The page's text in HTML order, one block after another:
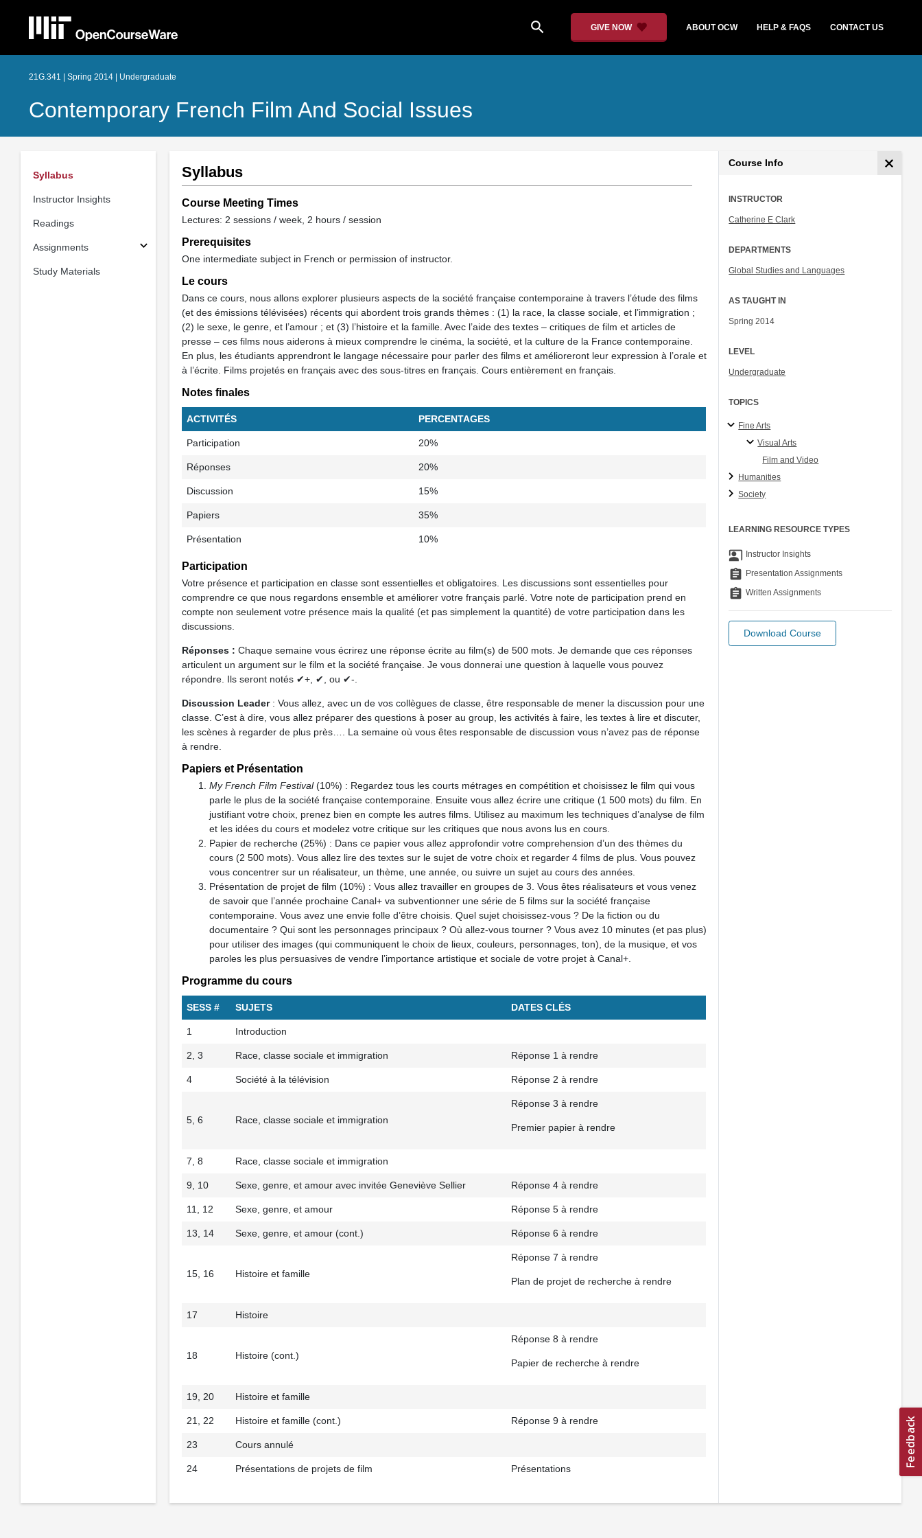
search GIVE NOW ABOUT OCW HELP & FAQS CONTACT US
21G.341 | Spring 2014 | Undergraduate
Contemporary French Film And Social Issues
Syllabus
Instructor Insights
Readings
Assignments
Study Materials
Syllabus
Course Meeting Times
Lectures: 2 sessions / week, 2 hours / session
Prerequisites
One intermediate subject in French or permission of instructor.
Le cours
Dans ce cours, nous allons explorer plusieurs aspects de la société française contemporaine à travers l’étude des films
(et des émissions télévisées) récents qui abordent trois grands thèmes : (1) la race, la classe sociale, et l’immigration ;
(2) le sexe, le genre, et l’amour ; et (3) l’histoire et la famille. Avec l’aide des textes – critiques de film et articles de
presse – ces films nous aiderons à mieux comprendre le cinéma, la société, et la culture de la France contemporaine.
En plus, les étudiants apprendront le langage nécessaire pour parler des films et amélioreront leur expression à l’orale et
à l’écrite. Films projetés en français avec des sous-titres en français. Cours entièrement en français.
Notes finales
ACTIVITÉS PERCENTAGES
Participation 20%
Réponses 20%
Discussion 15%
Papiers 35%
Présentation 10%
Participation
Votre présence et participation en classe sont essentielles et obligatoires. Les discussions sont essentielles pour
comprendre ce que nous regardons ensemble et améliorer votre français parlé. Votre note de participation prend en
compte non seulement votre présence mais la qualité (et pas simplement la quantité) de votre participation dans les
discussions.
Réponses : Chaque semaine vous écrirez une réponse écrite au film(s) de 500 mots. Je demande que ces réponses
articulent un argument sur le film et la société française. Je vous donnerai une question à laquelle vous pouvez
répondre. Ils seront notés ✔+, ✔, ou ✔-.
Discussion Leader: Vous allez, avec un de vos collègues de classe, être responsable de mener la discussion pour une
classe. C’est à dire, vous allez préparer des questions à poser au group, les activités à faire, les textes à lire et discuter,
les scènes à regarder de plus près…. La semaine où vous êtes responsable de discussion vous n’avez pas de réponse
à rendre.
Papiers et Présentation
My French Film Festival(10%) : Regardez tous les courts métrages en compétition et choisissez le film qui vous
parle le plus de la société française contemporaine. Ensuite vous allez écrire une critique (1 500 mots) du film. En
justifiant votre choix, prenez bien en compte les autres films. Utilisez au maximum les techniques d’analyse de film
et les idées du cours et modelez votre critique sur les critiques que nous avons lus en cours.
Papier de recherche (25%) : Dans ce papier vous allez approfondir votre comprehension d’un des thèmes du
cours (2 500 mots). Vous allez lire des textes sur le sujet de votre choix et regarder 4 films de plus. Vous pouvez
vous concentrer sur un réalisateur, un thème, une année, ou suivre un sujet au cours des années.
Présentation de projet de film (10%) : Vous allez travailler en groupes de 3. Vous êtes réalisateurs et vous venez
de savoir que l’année prochaine Canal+ va subventionner une série de 5 films sur la société française
contemporaine. Vous avez une envie folle d’être choisis. Quel sujet choisissez-vous ? De la fiction ou du
documentaire ? Qui sont les personnages principaux ? Où allez-vous tourner ? Vous avez 10 minutes (et pas plus)
pour utiliser des images (qui communiquent le choix de lieux, couleurs, personnages, ton), de la musique, et vos
paroles les plus persuasives de vendre l’importance artistique et sociale de votre projet à Canal+.
Programme du cours
SESS # SUJETS DATES CLÉS
1 Introduction
2, 3 Race, classe sociale et immigration Réponse 1 à rendre
4 Société à la télévision Réponse 2 à rendre
5, 6 Race, classe sociale et immigration
Réponse 3 à rendre
Premier papier à rendre
7, 8 Race, classe sociale et immigration
9, 10 Sexe, genre, et amour avec invitée Geneviève Sellier Réponse 4 à rendre
11, 12 Sexe, genre, et amour Réponse 5 à rendre
13, 14 Sexe, genre, et amour (cont.) Réponse 6 à rendre
15, 16 Histoire et famille
Réponse 7 à rendre
Plan de projet de recherche à rendre
17 Histoire
18 Histoire (cont.)
Réponse 8 à rendre
Papier de recherche à rendre
19, 20 Histoire et famille
21, 22 Histoire et famille (cont.) Réponse 9 à rendre
23 Cours annulé
24 Présentations de projets de film Présentations
Course Info
INSTRUCTOR
Catherine E Clark
DEPARTMENTS
Global Studies and Languages
AS TAUGHT IN
Spring 2014
LEVEL
Undergraduate
TOPICS
Fine Arts
Visual Arts
Film and Video
Humanities
Society
LEARNING RESOURCE TYPES
co_present Instructor Insights
assignment Presentation Assignments
assignment Written Assignments
Download Course